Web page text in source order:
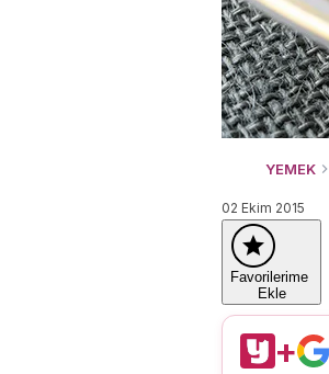
YEMEK
02 Ekim 2015
Favorilerime
Ekle
+